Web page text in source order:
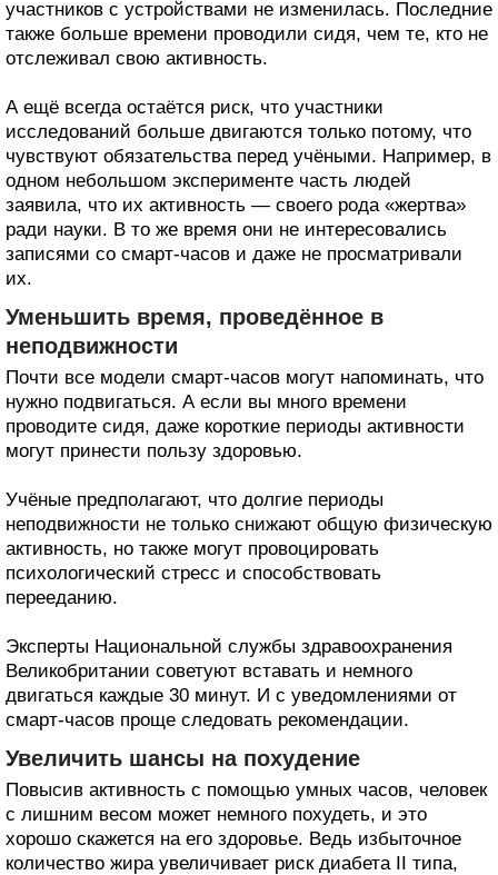
участников с устройствами не изменилась. Последние
также больше времени проводили сидя, чем те, кто не
отслеживал свою активность.
А ещё всегда остаётся риск, что участники
исследований больше двигаются только потому, что
чувствуют обязательства перед учёными. Например, в
одном небольшом эксперименте часть людей
заявила, что их активность — своего рода «жертва»
ради науки. В то же время они не интересовались
записями со смарт-часов и даже не просматривали
их.
Уменьшить время, проведённое в
неподвижности
Почти все модели смарт-часов могут напоминать, что
нужно подвигаться. А если вы много времени
проводите сидя, даже короткие периоды активности
могут принести пользу здоровью.
Учёные предполагают, что долгие периоды
неподвижности не только снижают общую физическую
активность, но также могут провоцировать
психологический стресс и способствовать
перееданию.
Эксперты Национальной службы здравоохранения
Великобритании советуют вставать и немного
двигаться каждые 30 минут. И с уведомлениями от
смарт-часов проще следовать рекомендации.
Увеличить шансы на похудение
Повысив активность с помощью умных часов, человек
с лишним весом может немного похудеть, и это
хорошо скажется на его здоровье. Ведь избыточное
количество жира увеличивает риск диабета II типа,